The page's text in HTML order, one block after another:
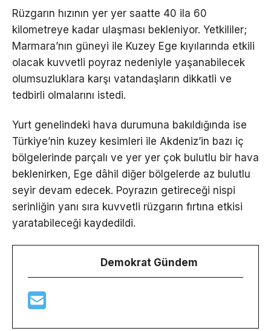
Rüzgarın hızının yer yer saatte 40 ila 60
kilometreye kadar ulaşması bekleniyor. Yetkililer;
Marmara’nın güneyi ile Kuzey Ege kıyılarında etkili
olacak kuvvetli poyraz nedeniyle yaşanabilecek
olumsuzluklara karşı vatandaşların dikkatli ve
tedbirli olmalarını istedi.
Yurt genelindeki hava durumuna bakıldığında ise
Türkiye’nin kuzey kesimleri ile Akdeniz’in bazı iç
bölgelerinde parçalı ve yer yer çok bulutlu bir hava
beklenirken, Ege dâhil diğer bölgelerde az bulutlu
seyir devam edecek. Poyrazın getireceği nispi
serinliğin yanı sıra kuvvetli rüzgarın fırtına etkisi
yaratabileceği kaydedildi.
Demokrat Gündem